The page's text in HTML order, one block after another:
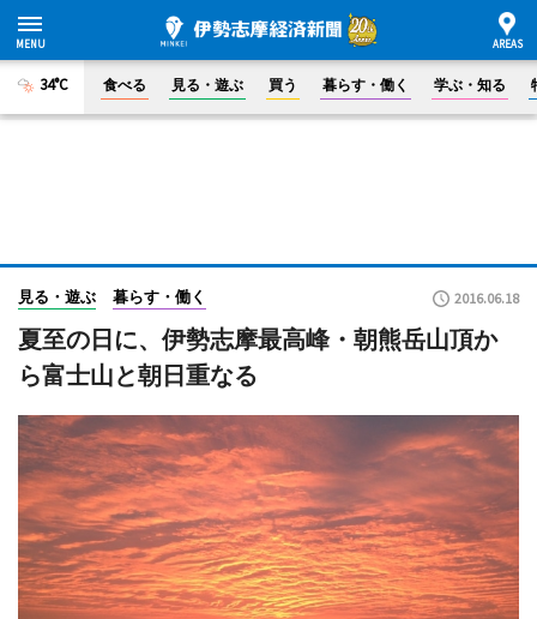
34°C 食べる 見る・遊ぶ 買う 暮らす・働く 学ぶ・知る
見る・遊ぶ 暮らす・働く 2016.06.18
夏至の日に、伊勢志摩最高峰・朝熊岳山頂か
ら富士山と朝日重なる